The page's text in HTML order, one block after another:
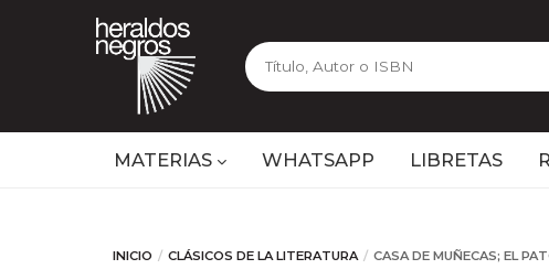
MATERIAS WHATSAPP LIBRETAS
INICIO CLÁSICOS DE LA LITERATURA CASA DE MUÑECAS; EL